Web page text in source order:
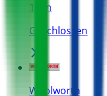
16 m
Geschlossen
Woolworth